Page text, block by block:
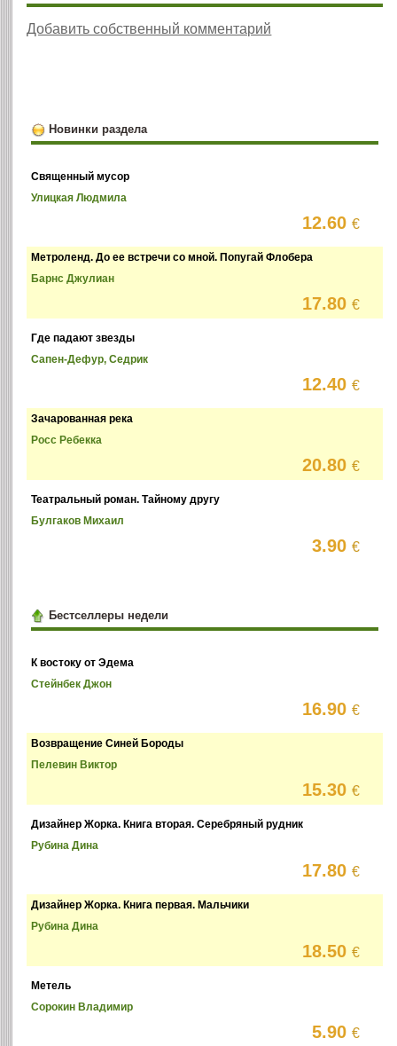
Добавить собственный комментарий
Новинки раздела
Священный мусор
Улицкая Людмила
12.60€
Метроленд. До ее встречи со мной. Попугай Флобера
Барнс Джулиан
17.80€
Где падают звезды
Сапен-Дефур, Седрик
12.40€
Зачарованная река
Росс Ребекка
20.80€
Театральный роман. Тайному другу
Булгаков Михаил
3.90€
Бестселлеры недели
К востоку от Эдема
Стейнбек Джон
16.90€
Возвращение Синей Бороды
Пелевин Виктор
15.30€
Дизайнер Жорка. Книга вторая. Серебряный рудник
Рубина Дина
17.80€
Дизайнер Жорка. Книга первая. Мальчики
Рубина Дина
18.50€
Метель
Сорокин Владимир
5.90€